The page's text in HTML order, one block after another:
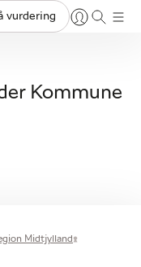
vurdering
Kommune
Midtjylland